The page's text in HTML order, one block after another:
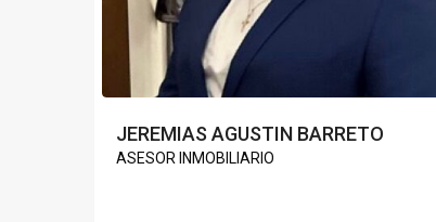
JEREMIAS AGUSTIN BARRETO
ASESOR INMOBILIARIO